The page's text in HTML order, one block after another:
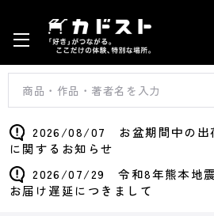
2026/08/07 お盆期間中の出
に関するお知らせ
2026/07/29 令和8年熊本地
お届け遅延につきまして